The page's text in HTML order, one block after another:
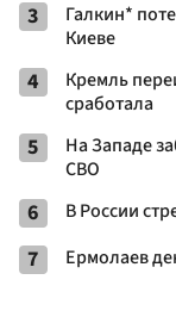
3
Галкин*
Киеве
4
Кремль
сработала
5
На Западе
СВО
6 В России
7 Ермолаев